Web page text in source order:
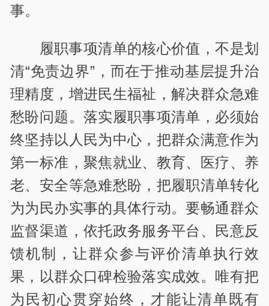
事。
履职事项清单的核心价值，不是划
清“免责边界”，而在于推动基层提升治
理精度，增进民生福祉，解决群众急难
愁盼问题。落实履职事项清单，必须始
终坚持以人民为中心，把群众满意作为
第一标准，聚焦就业、教育、医疗、养
老、安全等急难愁盼，把履职清单转化
为为民办实事的具体行动。要畅通群众
监督渠道，依托政务服务平台、民意反
馈机制，让群众参与评价清单执行效
果，以群众口碑检验落实成效。唯有把
为民初心贯穿始终，才能让清单既有